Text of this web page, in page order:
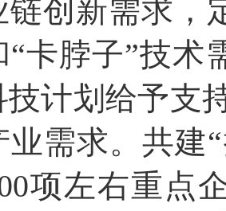
链创新需求，
“卡脖子”技术
计划给予支
业需求。共建
项左右重点